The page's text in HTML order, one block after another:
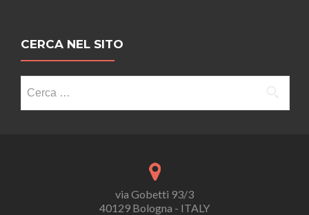
CERCA NEL SITO
per:
via Gobetti 93/3
40129 Bologna - ITALY